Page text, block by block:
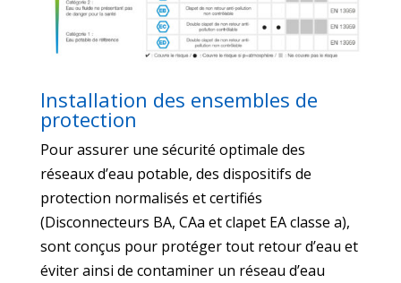
Installation des ensembles de
protection
Pour assurer une sécurité optimale des
réseaux d’eau potable, des dispositifs de
protection normalisés et certifiés
(Disconnecteurs BA, CAa et clapet EA classe a),
sont conçus pour protéger tout retour d’eau et
éviter ainsi de contaminer un réseau d’eau